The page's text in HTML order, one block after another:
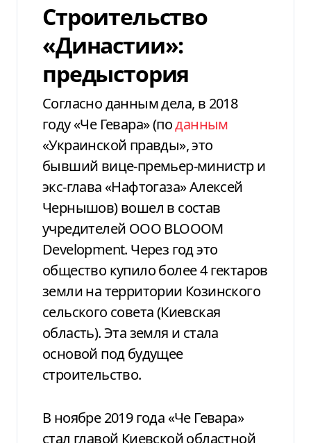
Строительство
«Династии»:
предыстория
Согласно данным дела, в 2018
году «Че Гевара» (поданным
«Украинской правды», это
бывший вице-премьер-министр и
экс-глава «Нафтогаза» Алексей
Чернышов) вошел в состав
учредителей ООО BLOООM
Development. Через год это
общество купило более 4 гектаров
земли на территории Козинского
сельского совета (Киевская
область). Эта земля и стала
основой под будущее
строительство.
В ноябре 2019 года «Че Гевара»
стал главой Киевской областной